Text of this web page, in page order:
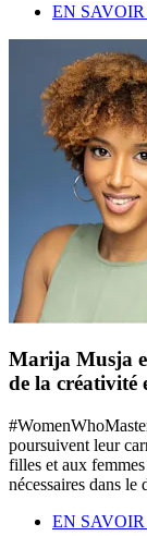
EN
Marija Musja
de la créativité
poursuivent leur
filles et aux
nécessaires dans
EN